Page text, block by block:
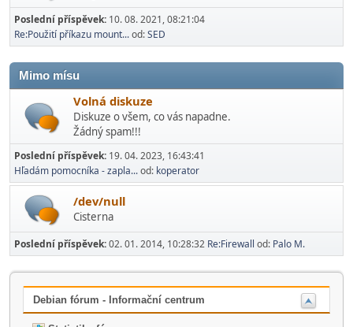
Poslední příspěvek: 10. 08. 2021, 08:21:04
Re:Použití příkazu mount...od:SED
Mimo mí­su
Volná diskuze
Diskuze o všem, co vás napadne.
Žádný spam!!!
Poslední příspěvek: 19. 04. 2023, 16:43:41
Hľadám pomocníka - zapla...od: koperator
/dev/null
Cisterna
Poslední příspěvek:02. 01. 2014, 10:28:32 Re:Firewall od: Palo M.
Debian fórum - Informační centrum